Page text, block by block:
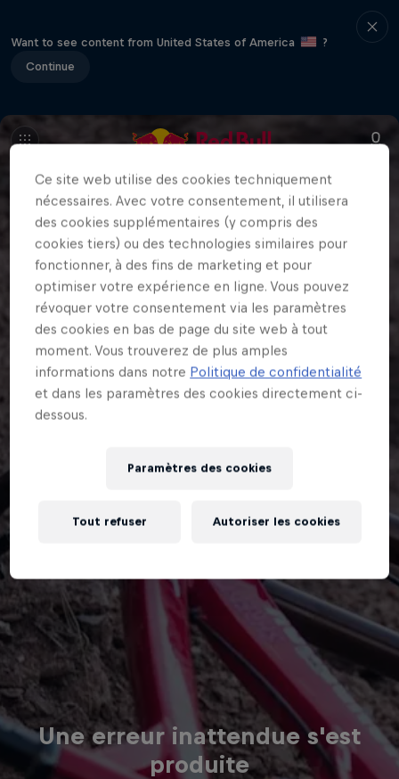
Want to see content from United States of America
?
Continue
Une erreur inattendue s'est
produite
Ce site web utilise des cookies techniquement
nécessaires. Avec votre consentement, il utilisera
des cookies supplémentaires (y compris des
cookies tiers) ou des technologies similaires pour
fonctionner, à des fins de marketing et pour
optimiser votre expérience en ligne. Vous pouvez
révoquer votre consentement via les paramètres
des cookies en bas de page du site web à tout
moment. Vous trouverez de plus amples
informations dans notre Politique de confidentialité
et dans les paramètres des cookies directement ci-
dessous.
Paramètres des cookies
Tout refuser Autoriser les cookies